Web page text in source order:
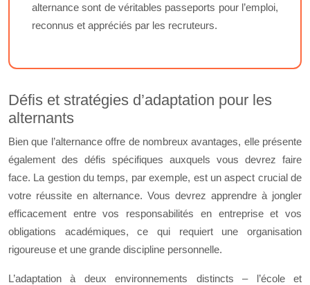
alternance sont de véritables passeports pour l’emploi,
reconnus et appréciés par les recruteurs.
Défis et stratégies d’adaptation pour les
alternants
Bien que l’alternance offre de nombreux avantages, elle présente
également des défis spécifiques auxquels vous devrez faire
face. La gestion du temps, par exemple, est un aspect crucial de
votre réussite en alternance. Vous devrez apprendre à jongler
efficacement entre vos responsabilités en entreprise et vos
obligations académiques, ce qui requiert une organisation
rigoureuse et une grande discipline personnelle.
L’adaptation à deux environnements distincts – l’école et